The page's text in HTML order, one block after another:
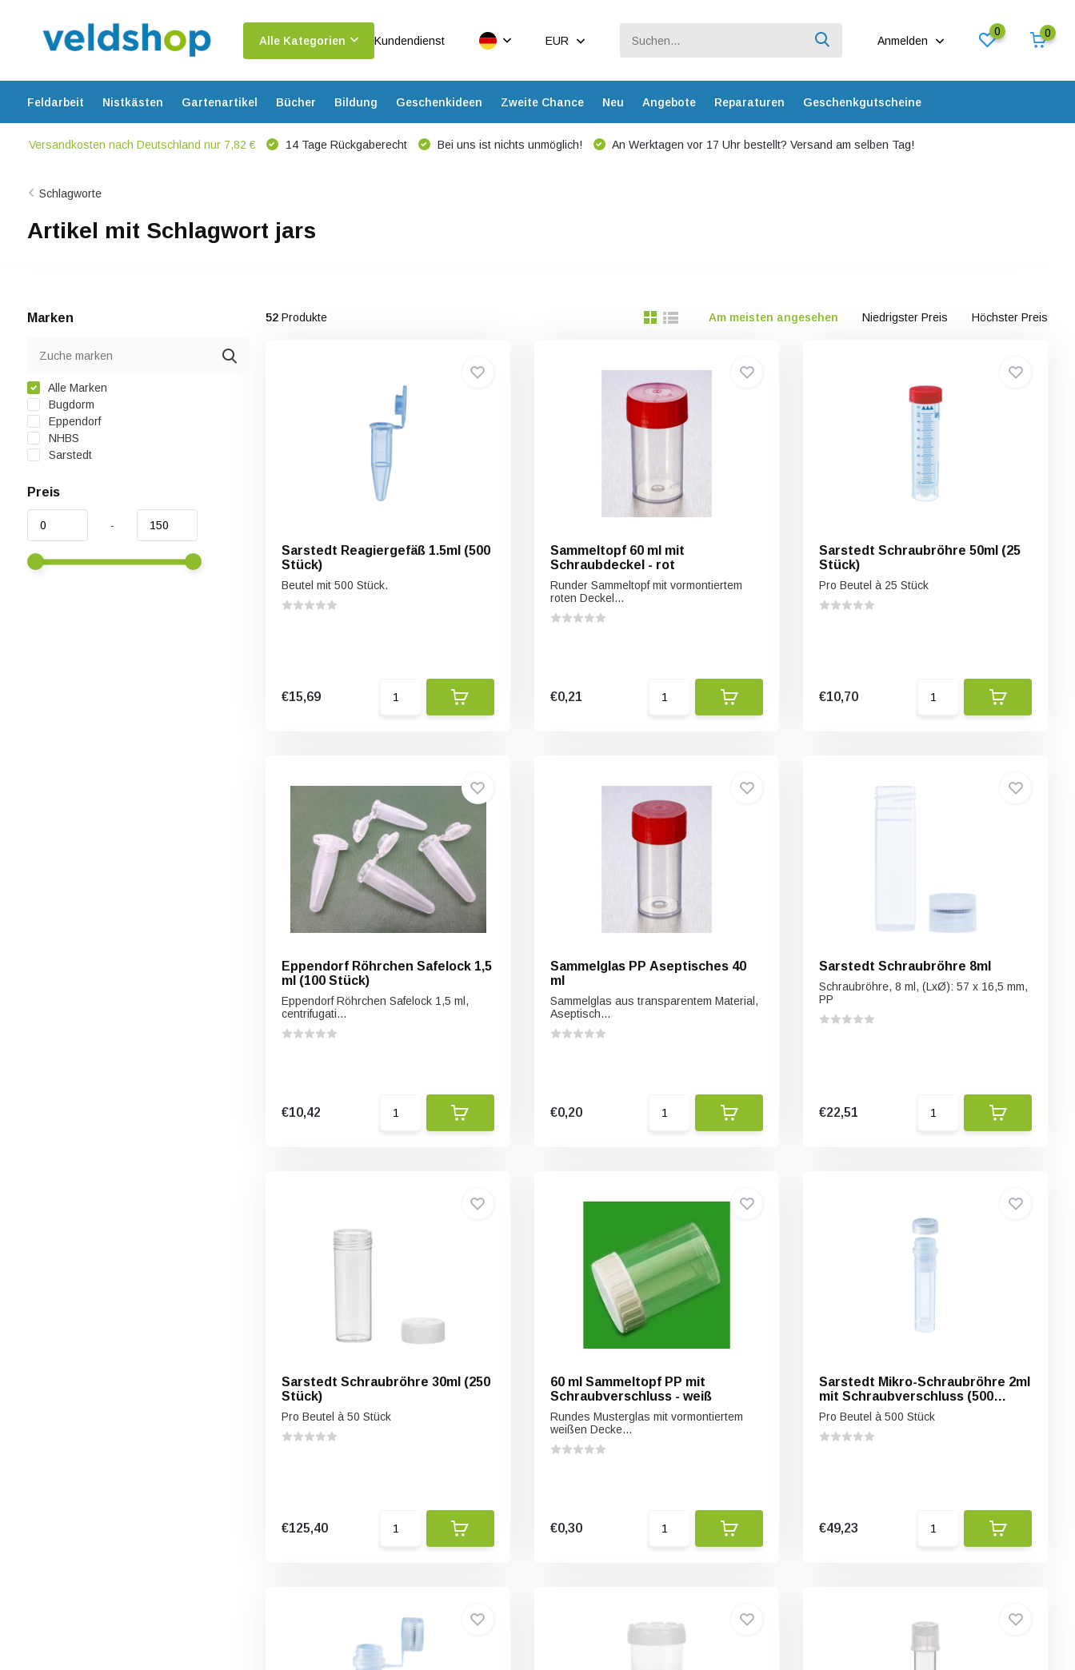
Alle Kategorien Kundendienst EUR Anmelden
0 0
Feldarbeit Nistkästen Gartenartikel Bücher Bildung Geschenkideen Zweite Chance Neu Angebote Reparaturen Geschenkgutscheine
Versandkosten nach Deutschland nur 7,82 € 14 Tage Rückgaberecht Bei uns ist nichts unmöglich! An Werktagen vor 17 Uhr bestellt? Versand am selben Tag!
Schlagworte
Artikel mit Schlagwort jars
Marken
Alle Marken
Bugdorm
Eppendorf
NHBS
Sarstedt
Preis
-
52Produkte Am meisten angesehen Niedrigster Preis Höchster Preis
Sarstedt Reagiergefäß 1.5ml (500
Stück)
Beutel mit 500 Stück.
€15,69
Sammeltopf 60 ml mit
Schraubdeckel - rot
Runder Sammeltopf mit vormontiertem
roten Deckel...
€0,21
Sarstedt Schraubröhre 50ml (25
Stück)
Pro Beutel à 25 Stück
€10,70
Eppendorf Röhrchen Safelock 1,5
ml (100 Stück)
Eppendorf Röhrchen Safelock 1,5 ml,
centrifugati...
€10,42
Sammelglas PP Aseptisches 40
ml
Sammelglas aus transparentem Material,
Aseptisch...
€0,20
Sarstedt Schraubröhre 8ml
Schraubröhre, 8 ml, (LxØ): 57 x 16,5 mm,
PP
€22,51
Sarstedt Schraubröhre 30ml (250
Stück)
Pro Beutel à 50 Stück
€125,40
60 ml Sammeltopf PP mit
Schraubverschluss - weiß
Rundes Musterglas mit vormontiertem
weißen Decke...
€0,30
Sarstedt Mikro-Schraubröhre 2ml
mit Schraubverschluss (500
Stück)
Pro Beutel à 500 Stück
€49,23